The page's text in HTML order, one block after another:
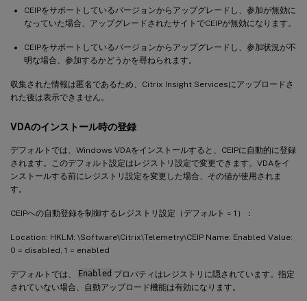
CEIPをサポートしているバージョンからアップグレードし、参加が無効に
なっていた場合、アップグレードされたサイトでCEIPが無効になります。
CEIPをサポートしているバージョンからアップグレードし、参加状況が不
明な場合、参加するかどうかを尋ねられます。
収集された情報は匿名であるため、Citrix Insight Servicesにアップロードさ
れた後は表示できません。
VDAのインストール時の登録
デフォルトでは、Windows VDAをインストールすると、CEIPに自動的に登録
されます。このデフォルト設定はレジストリ設定で変更できます。VDAをイ
ンストールする前にレジストリ設定を変更した場合、その値が使用されま
す。
CEIPへの自動登録を制御するレジストリ設定（デフォルト = 1）：
Location: HKLM: \Software\Citrix\Telemetry\CEIP Name: Enabled Value:
0 = disabled, 1 = enabled
デフォルトでは、 Enabled プロパティはレジストリに隠されています。指定
されていない場合、自動アップロード機能は有効になります。